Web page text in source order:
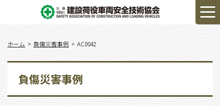
ホーム 負傷災害事例 AC0042
負傷災害事例